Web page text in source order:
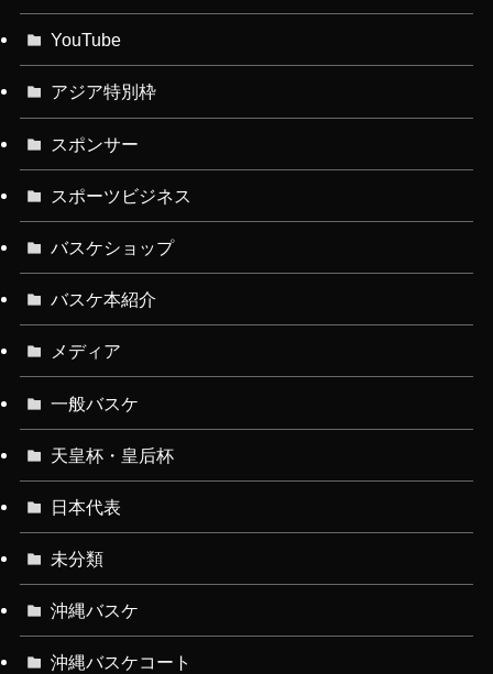
YouTube
アジア特別枠
スポンサー
スポーツビジネス
バスケショップ
バスケ本紹介
メディア
一般バスケ
天皇杯・皇后杯
日本代表
未分類
沖縄バスケ
沖縄バスケコート